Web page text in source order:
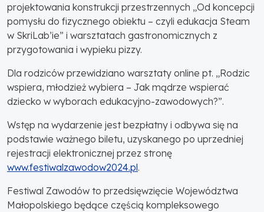
projektowania konstrukcji przestrzennych „Od koncepcji
pomysłu do fizycznego obiektu – czyli edukacja Steam
w SkriLab’ie” i warsztatach gastronomicznych z
przygotowania i wypieku pizzy.
Dla rodziców przewidziano warsztaty online pt. „Rodzic
wspiera, młodzież wybiera – Jak mądrze wspierać
dziecko w wyborach edukacyjno-zawodowych?”.
Wstęp na wydarzenie jest bezpłatny i odbywa się na
podstawie ważnego biletu, uzyskanego po uprzedniej
rejestracji elektronicznej przez stronę
www.festiwalzawodow2024.pl.
Festiwal Zawodów to przedsięwzięcie Województwa
Małopolskiego będące częścią kompleksowego